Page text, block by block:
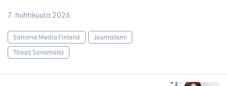
7. huhtikuuta 2026
Sanoma Media Finland
Journalismi
Töissä Sanomalla